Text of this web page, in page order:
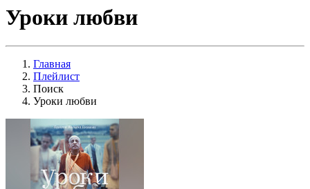
Уроки любви
Главная
Плейлист
Поиск
Уроки любви